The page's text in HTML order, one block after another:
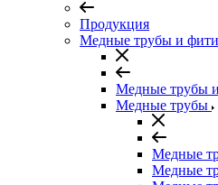
Продукция
Медные трубы и
Медные трубы
Медные трубы
Медные
Медные